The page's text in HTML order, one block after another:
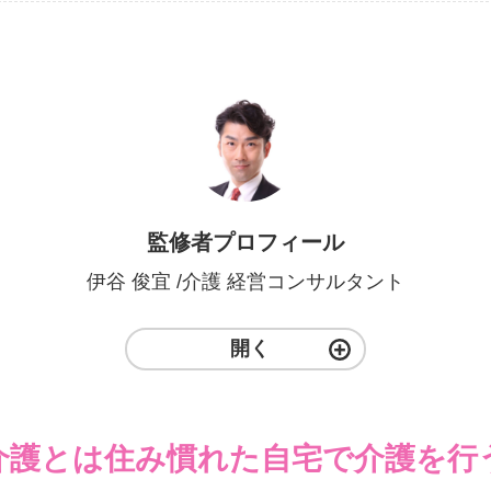
監修者プロフィール
伊谷 俊宜 /介護 経営コンサルタント
開く
護とは住み慣れた自宅で介護を行